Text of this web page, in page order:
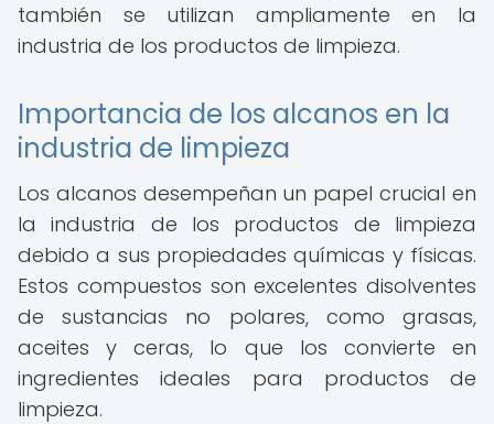
también se utilizan ampliamente en la
industria de los productos de limpieza.
Importancia de los alcanos en la
industria de limpieza
Los alcanos desempeñan un papel crucial en
la industria de los productos de limpieza
debido a sus propiedades químicas y físicas.
Estos compuestos son excelentes disolventes
de sustancias no polares, como grasas,
aceites y ceras, lo que los convierte en
ingredientes ideales para productos de
limpieza.